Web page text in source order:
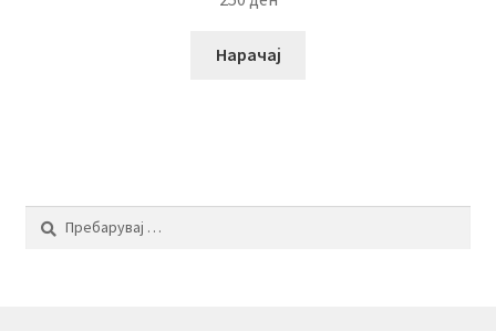
Нарачај
Пребарувај